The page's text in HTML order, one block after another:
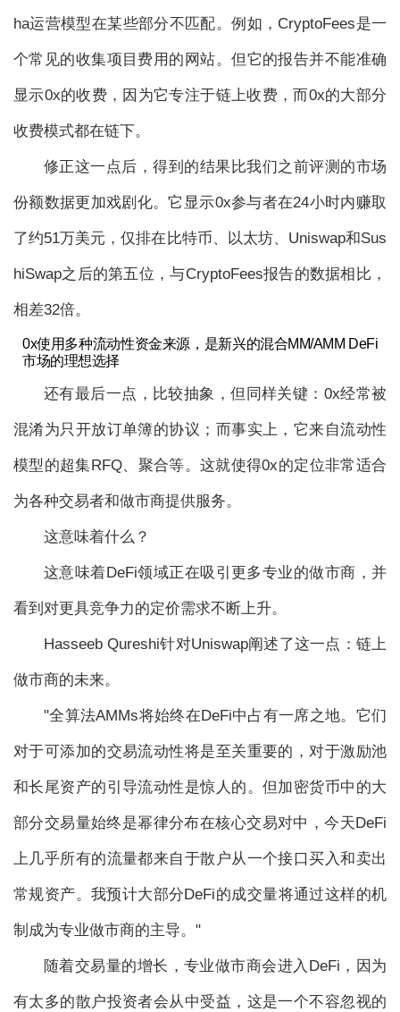
ha运营模型在某些部分不匹配。例如，CryptoFees是一
个常见的收集项目费用的网站。但它的报告并不能准确
显示0x的收费，因为它专注于链上收费，而0x的大部分
收费模式都在链下。
修正这一点后，得到的结果比我们之前评测的市场
份额数据更加戏剧化。它显示0x参与者在24小时内赚取
了约51万美元，仅排在比特币、以太坊、Uniswap和Sus
hiSwap之后的第五位，与CryptoFees报告的数据相比，
相差32倍。
0x使用多种流动性资金来源，是新兴的混合MM/AMM DeFi
市场的理想选择
还有最后一点，比较抽象，但同样关键：0x经常被
混淆为只开放订单簿的协议；而事实上，它来自流动性
模型的超集RFQ、聚合等。这就使得0x的定位非常适合
为各种交易者和做市商提供服务。
这意味着什么？
这意味着DeFi领域正在吸引更多专业的做市商，并
看到对更具竞争力的定价需求不断上升。
Hasseeb Qureshi针对Uniswap阐述了这一点：链上
做市商的未来。
"全算法AMMs将始终在DeFi中占有一席之地。它们
对于可添加的交易流动性将是至关重要的，对于激励池
和长尾资产的引导流动性是惊人的。但加密货币中的大
部分交易量始终是幂律分布在核心交易对中，今天DeFi
上几乎所有的流量都来自于散户从一个接口买入和卖出
常规资产。我预计大部分DeFi的成交量将通过这样的机
制成为专业做市商的主导。"
随着交易量的增长，专业做市商会进入DeFi，因为
有太多的散户投资者会从中受益，这是一个不容忽视的